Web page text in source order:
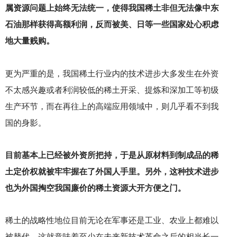
属资源问题上始终无法统一，使得我国稀土非但无法像中东
石油那样获得高额利润，反而被美、日等一些国家处心积虑
地大量贱购。
更为严重的是，我国稀土行业内的技术进步大多发生在外资
不太感兴趣或者利润较低的稀土开采、提炼和深加工等初级
生产环节，而在再往上的高端应用领域中，则几乎看不到我
国的身影。
目前基本上已经被外资所把持，于是从原材料到制成品的稀
土定价权就被牢牢握在了外国人手里。另外，这种技术进步
也为外国掏空我国廉价的稀土资源大开方便之门。
稀土的战略性地位目前无论在军事还是工业、农业上都难以